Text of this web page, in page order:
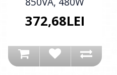
372,68LEI